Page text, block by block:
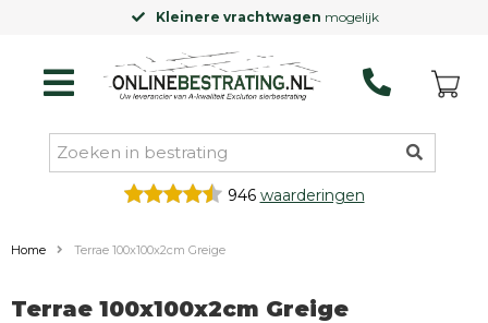
Kleinere vrachtwagenmogelijk
946 waarderingen
Home Terrae 100x100x2cm Greige
Terrae 100x100x2cm Greige